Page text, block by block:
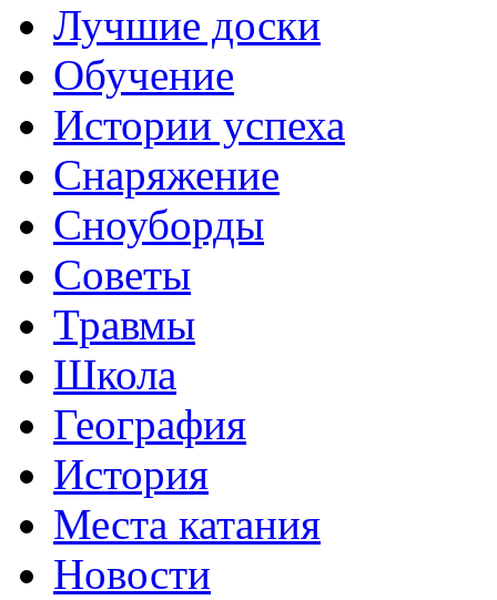
Лучшие доски
Обучение
Истории успеха
Снаряжение
Сноуборды
Советы
Травмы
Школа
География
История
Места катания
Новости